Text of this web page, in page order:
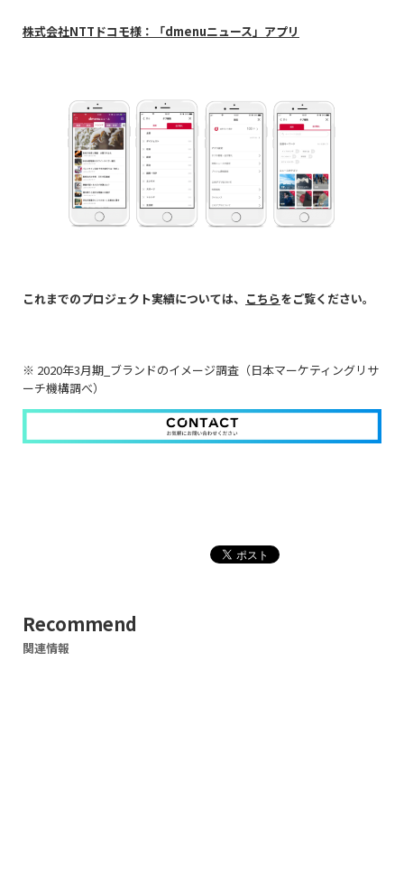
株式会社NTTドコモ様：「dmenuニュース」アプリ
これまでのプロジェクト実績については、 こちらをご覧ください。
※ 2020年3月期_ブランドのイメージ調査（日本マーケティングリサ
ーチ機構調べ）
Recommend
関連情報